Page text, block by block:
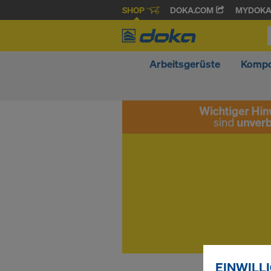
SHOP DOKA.COM MYDOKA
Arbeitsgerüste